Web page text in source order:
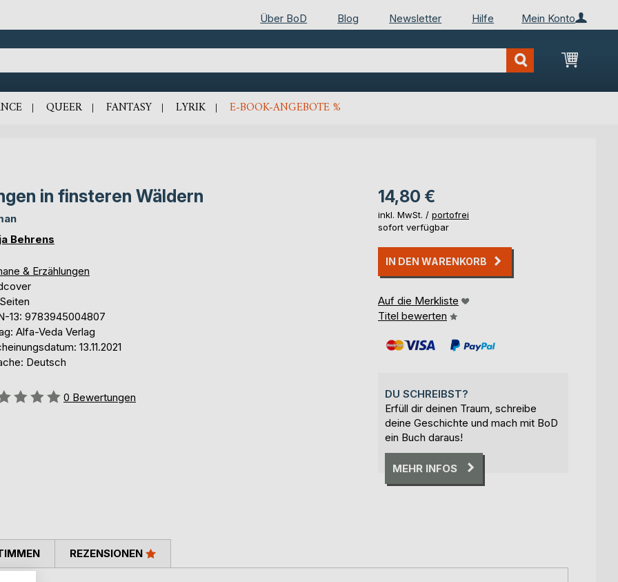
Mein Konto
Über BoD Blog Newsletter Hilfe
Mein
QUEER FANTASY LYRIK E-BOOK-ANGEBOTE %
in finsteren Wäldern
Behrens
& Erzählungen
13: 9783945004807
Alfa-Veda Verlag
13.11.2021
Deutsch
0 Bewertungen
14,80 €
inkl. MwSt. / portofrei
sofort verfügbar
IN DEN WARENKORB
Auf die Merkliste
Titel bewerten
DU SCHREIBST?
Erfüll dir deinen Traum, schreibe
deine Geschichte und mach mit BoD
ein Buch daraus!
MEHR INFOS
REZENSIONEN